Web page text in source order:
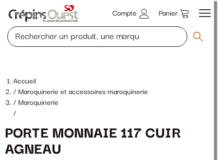
Compte Panier
Accueil
Maroquinerie et accessoires maroquinerie
Maroquinerie
/
PORTE MONNAIE 117 CUIR
AGNEAU